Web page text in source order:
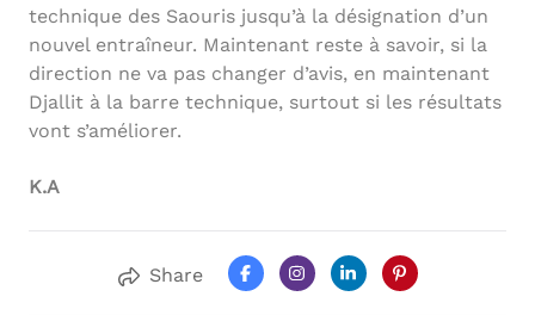
technique des Saouris jusqu’à la désignation d’un
nouvel entraîneur. Maintenant reste à savoir, si la
direction ne va pas changer d’avis, en maintenant
Djallit à la barre technique, surtout si les résultats
vont s’améliorer.
K.A
Share